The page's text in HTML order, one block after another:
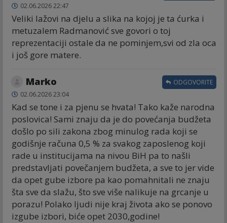
02.06.2026 22:47
Veliki lažovi na djelu a slika na kojoj je ta ćurka i
metuzalem Radmanović sve govori o toj
reprezentaciji ostale da ne pominjem,svi od zla oca
i još gore matere.
Marko
02.06.2026 23:04
Kad se tone i za pjenu se hvata! Tako kaže narodna
poslovica! Sami znaju da je do povećanja budžeta
došlo po sili zakona zbog minulog rada koji se
godišnje računa 0,5 % za svakog zaposlenog koji
rade u institucijama na nivou BiH pa to našli
predstavljati povečanjem budžeta, a sve to jer vide
da opet gube izbore pa kao pomahnitali ne znaju
šta sve da slažu, što sve više nalikuje na grcanje u
porazu! Polako ljudi nije kraj života ako se ponovo
izgube izbori, biće opet 2030,godine!
ODGOVORITE